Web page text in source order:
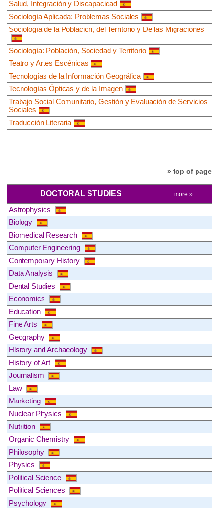
Salud, Integración y Discapacidad
Sociología Aplicada: Problemas Sociales
Sociología de la Población, del Territorio y De las Migraciones
Sociología: Población, Sociedad y Territorio
Teatro y Artes Escénicas
Tecnologías de la Información Geográfica
Tecnologías Ópticas y de la Imagen
Trabajo Social Comunitario, Gestión y Evaluación de Servicios
Sociales
Traducción Literaria
» top of page
DOCTORAL STUDIES more »
Astrophysics
Biology
Biomedical Research
Computer Engineering
Contemporary History
Data Analysis
Dental Studies
Economics
Education
Fine Arts
Geography
History and Archaeology
History of Art
Journalism
Law
Marketing
Nuclear Physics
Nutrition
Organic Chemistry
Philosophy
Physics
Political Science
Political Sciences
Psychology